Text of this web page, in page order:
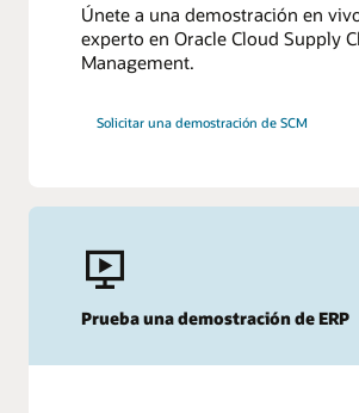
Únete a una demostración en
experto en Oracle Cloud Supply
Management.
Solicitar una demostración de SCM
Prueba una demostración de ERP